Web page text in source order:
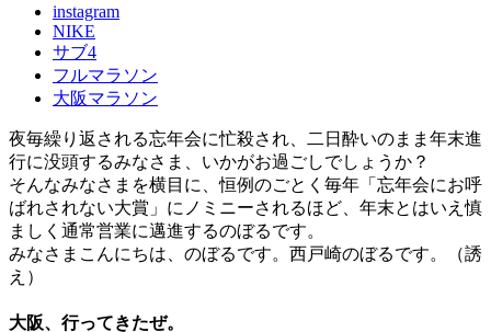
instagram
NIKE
サブ4
フルマラソン
大阪マラソン
夜毎繰り返される忘年会に忙殺され、二日酔いのまま年末進
行に没頭するみなさま、いかがお過ごしでしょうか？
そんなみなさまを横目に、恒例のごとく毎年「忘年会にお呼
ばれされない大賞」にノミニーされるほど、年末とはいえ慎
ましく通常営業に邁進するのぼるです。
みなさまこんにちは、のぼるです。西戸崎のぼるです。（誘
え）
大阪、行ってきたぜ。